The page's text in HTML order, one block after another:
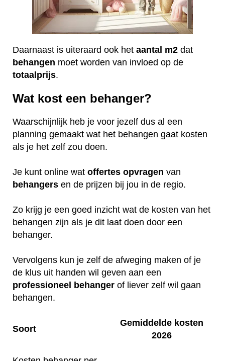
Daarnaast is uiteraard ook het aantal m2 dat
behangen moet worden van invloed op de
totaalprijs.
Wat kost een behanger?
Waarschijnlijk heb je voor jezelf dus al een
planning gemaakt wat het behangen gaat kosten
als je het zelf zou doen.
Je kunt online wat offertes opvragen van
behangers en de prijzen bij jou in de regio.
Zo krijg je een goed inzicht wat de kosten van het
behangen zijn als je dit laat doen door een
behanger.
Vervolgens kun je zelf de afweging maken of je
de klus uit handen wil geven aan een
professioneel behanger of liever zelf wil gaan
behangen.
Soort
Gemiddelde kosten
2026